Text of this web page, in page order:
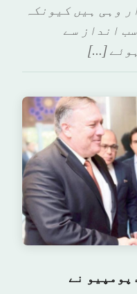
وہی ہیں کیونکہ
انداز سے
[…]
پومپیو نے